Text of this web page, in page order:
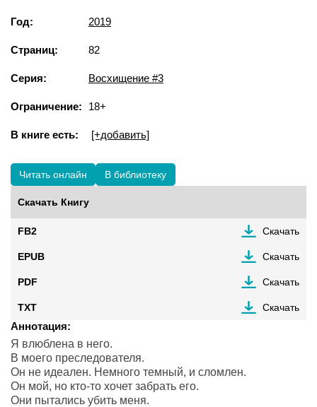
Год: 2019
Страниц: 82
Серия: Восхищение #3
Ограничение: 18+
В книге есть: [+добавить]
Читать онлайн В библиотеку
Скачать Книгу
FB2 Скачать
EPUB Скачать
PDF Скачать
TXT Скачать
Аннотация:
Я влюблена в него.
В моего преследователя.
Он не идеален. Немного темный, и сломлен.
Он мой, но кто-то хочет забрать его.
Они пытались убить меня.